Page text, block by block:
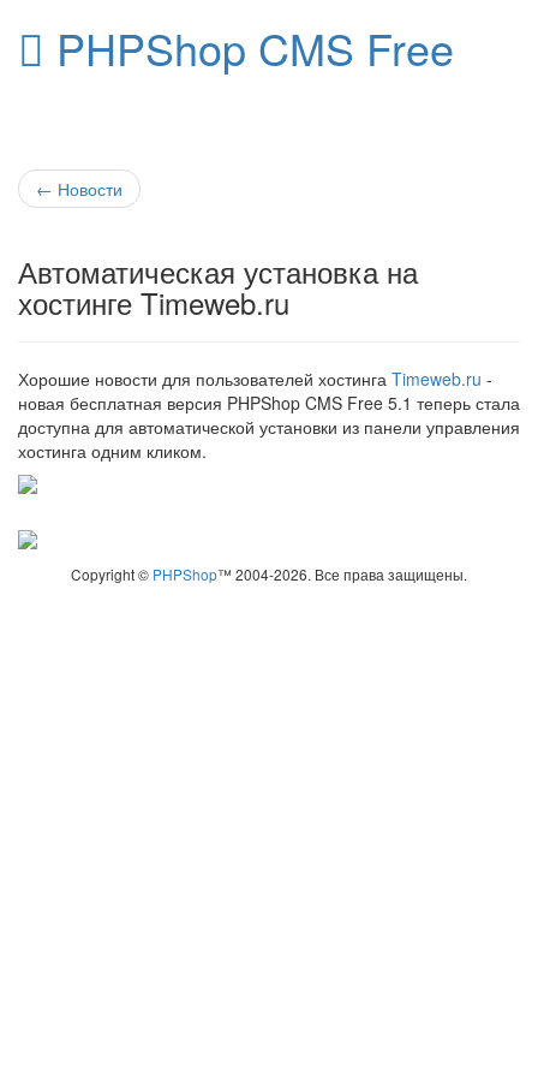
PHPShop CMS Free
← Новости
Автоматическая установка на
хостинге Timeweb.ru
Хорошие новости для пользователей хостинга Timeweb.ru -
новая бесплатная версия PHPShop CMS Free 5.1 теперь стала
доступна для автоматической установки из панели управления
хостинга одним кликом.
Copyright © PHPShop™ 2004-2026. Все права защищены.